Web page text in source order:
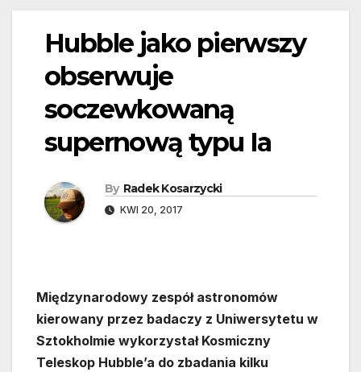
Hubble jako pierwszy
obserwuje
soczewkowaną
supernową typu Ia
By Radek Kosarzycki
KWI 20, 2017
Międzynarodowy zespół astronomów
kierowany przez badaczy z Uniwersytetu w
Sztokholmie wykorzystał Kosmiczny
Teleskop Hubble’a do zbadania kilku